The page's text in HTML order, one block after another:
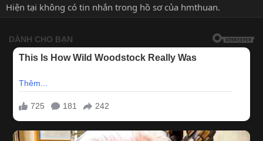
Hiện tại không có tin nhắn trong hồ sơ của hmthuan.